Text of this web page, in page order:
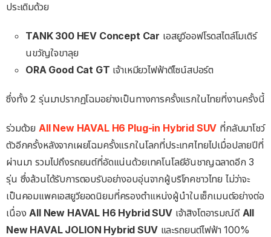
ประเดิมด้วย
TANK 300 HEV Concept Car เอสยูวีออฟโรดสไตล์โมเดิร์
นขวัญใจขาลุย
ORA Good Cat GT เจ้าเหมียวไฟฟ้าดีไซน์สปอร์ต
ซึ่งทั้ง 2 รุ่นมาปรากฏโฉมอย่างเป็นทางการครั้งแรกในไทยที่งานครั้งนี้
ร่วมด้วย All New HAVAL H6 Plug-in Hybrid SUV ที่กลับมาโชว์
ตัวอีกครั้งหลังจากเผยโฉมครั้งแรกในโลกที่ประเทศไทยไปเมื่อปลายปีที่
ผ่านมา รวมไปถึงรถยนต์ที่อัดแน่นด้วยเทคโนโลยีอันชาญฉลาดอีก 3
รุ่น ซึ่งล้วนได้รับการตอบรับอย่างอบอุ่นจากผู้บริโภคชาวไทย ไม่ว่าจะ
เป็นคอมแพคเอสยูวียอดนิยมที่ครองตำแหน่งผู้นำในเซ็กเมนต์อย่างต่อ
เนื่องAll New HAVAL H6 Hybrid SUVเจ้าสิงโตอารมณ์ดี All
New HAVAL JOLION Hybrid SUVและรถยนต์ไฟฟ้า 100%